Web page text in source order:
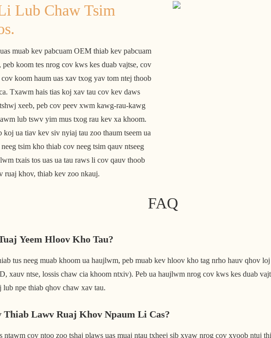
Lub Chaw Tsim
koom tes nrog cov kws kes duab vajtse, cov
koom haum uas xav txog yav tom ntej thoob
Txawm hais tias koj xav tau cov kev daws
xeeb, peb cov peev xwm kawg-rau-kawg
lub tswv yim mus txog rau kev xa khoom.
tsim kho thiab cov neeg tsim qauv ntseeg
txais tos uas ua tau raws li cov qauv thoob
ruaj khov, thiab kev zoo nkauj.
FAQ
Yeem Hloov Kho Tau?
tus neeg muab khoom ua haujlwm, peb muab kev hloov kho tag nrho hauv qhov
xauv ntse, lossis chaw cia khoom ntxiv). Peb ua haujlwm nrog cov kws kes duab
lub npe thiab qhov chaw xav tau.
Thiab Lawv Ruaj Khov Npaum Li Cas?
ntawm cov ntoo zoo tshaj plaws uas muaj ntau txheej sib xyaw nrog cov xyoob ntuj